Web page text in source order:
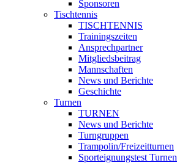
Sponsoren
Tischtennis
TISCHTENNIS
Trainingszeiten
Ansprechpartner
Mitgliedsbeitrag
Mannschaften
News und Berichte
Geschichte
Turnen
TURNEN
News und Berichte
Turngruppen
Trampolin/Freizeitturnen
Sporteignungstest Turnen